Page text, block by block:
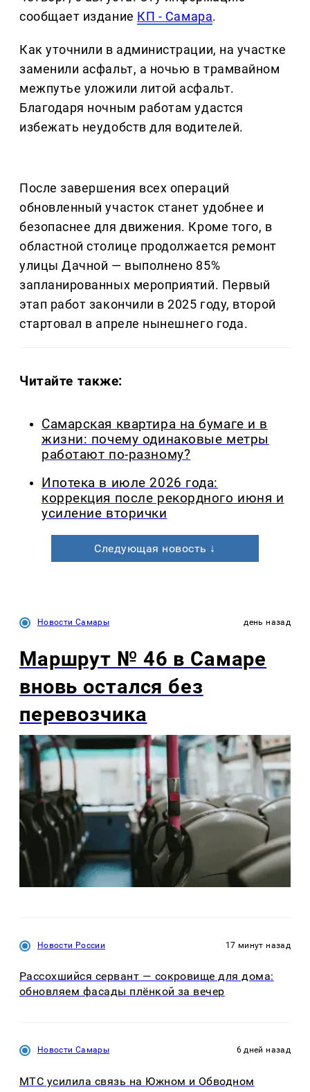
сообщает издание КП - Самара.
Как уточнили в администрации, на участке
заменили асфальт, а ночью в трамвайном
межпутье уложили литой асфальт.
Благодаря ночным работам удастся
избежать неудобств для водителей.
После завершения всех операций
обновленный участок станет удобнее и
безопаснее для движения. Кроме того, в
областной столице продолжается ремонт
улицы Дачной — выполнено 85%
запланированных мероприятий. Первый
этап работ закончили в 2025 году, второй
стартовал в апреле нынешнего года.
Читайте также:
Самарская квартира на бумаге и в
жизни: почему одинаковые метры
работают по-разному?
Ипотека в июле 2026 года:
коррекция после рекордного июня и
усиление вторички
Следующая новость ↓
Новости Самары день назад
Маршрут № 46 в Самаре
вновь остался без
перевозчика
Новости России 17 минут назад
Рассохшийся сервант — сокровище для дома:
обновляем фасады плёнкой за вечер
Новости Самары 6 дней назад
МТС усилила связь на Южном и Обводном